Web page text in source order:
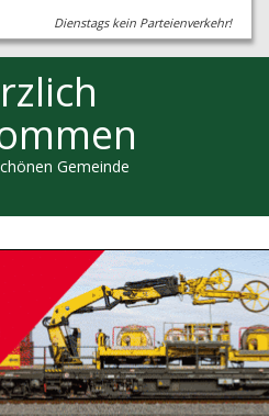
Dienstags kein Parteienverkehr!
Gemeinde